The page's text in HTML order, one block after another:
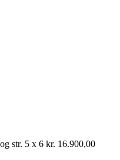
str. 5 x 6 kr. 16.900,00